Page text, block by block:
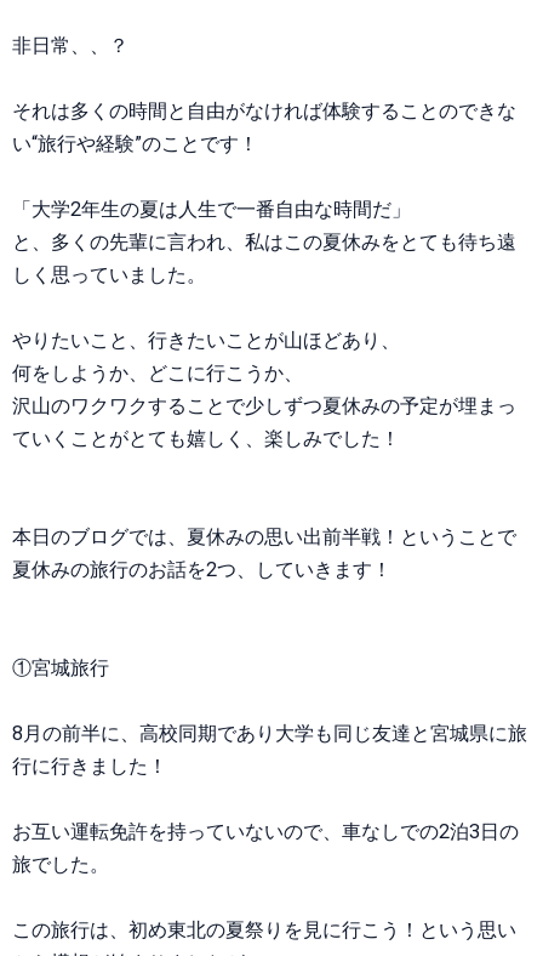
非日常、、？
それは多くの時間と自由がなければ体験することのできな
い“旅行や経験”のことです！
「大学2年生の夏は人生で一番自由な時間だ」
と、多くの先輩に言われ、私はこの夏休みをとても待ち遠
しく思っていました。
やりたいこと、行きたいことが山ほどあり、
何をしようか、どこに行こうか、
沢山のワクワクすることで少しずつ夏休みの予定が埋まっ
ていくことがとても嬉しく、楽しみでした！
本日のブログでは、夏休みの思い出前半戦！ということで
夏休みの旅行のお話を2つ、していきます！
①宮城旅行
8月の前半に、高校同期であり大学も同じ友達と宮城県に旅
行に行きました！
お互い運転免許を持っていないので、車なしでの2泊3日の
旅でした。
この旅行は、初め東北の夏祭りを見に行こう！という思い